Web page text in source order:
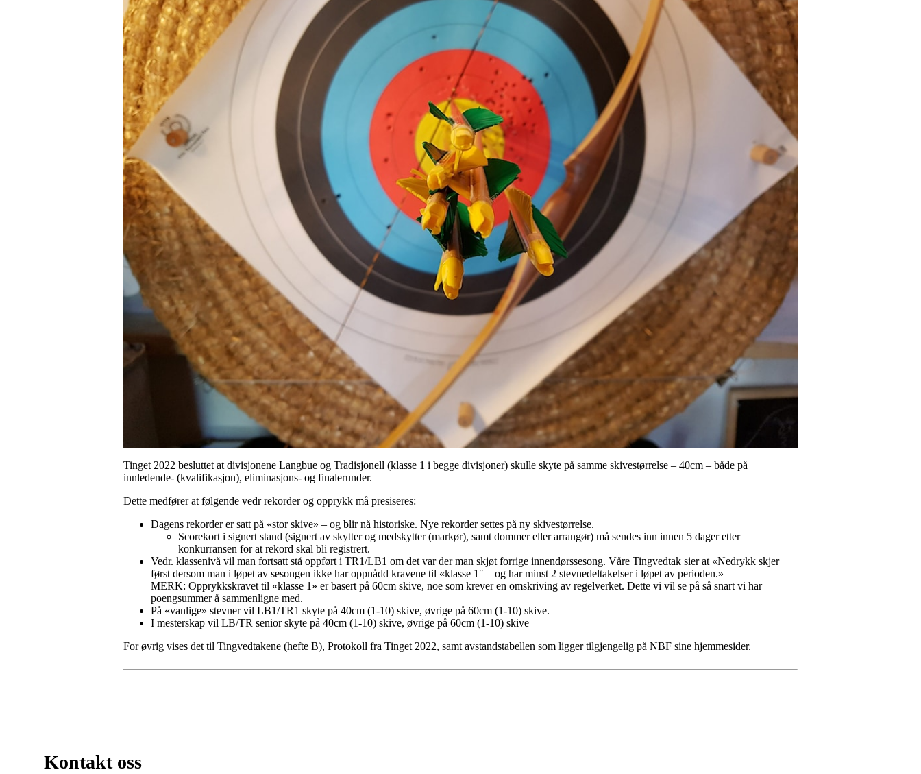
Tinget 2022 besluttet at divisjonene Langbue og Tradisjonell (klasse 1 i begge divisjoner) skulle skyte på samme skivestørrelse – 40cm – både på
innledende- (kvalifikasjon), eliminasjons- og finalerunder.
Dette medfører at følgende vedr rekorder og opprykk må presiseres:
Dagens rekorder er satt på «stor skive» – og blir nå historiske. Nye rekorder settes på ny skivestørrelse.
Scorekort i signert stand (signert av skytter og medskytter (markør), samt dommer eller arrangør) må sendes inn innen 5 dager etter
konkurransen for at rekord skal bli registrert.
Vedr. klassenivå vil man fortsatt stå oppført i TR1/LB1 om det var der man skjøt forrige innendørssesong. Våre Tingvedtak sier at «Nedrykk skjer
først dersom man i løpet av sesongen ikke har oppnådd kravene til «klasse 1″ – og har minst 2 stevnedeltakelser i løpet av perioden.»
MERK: Opprykkskravet til «klasse 1» er basert på 60cm skive, noe som krever en omskriving av regelverket. Dette vi vil se på så snart vi har
poengsummer å sammenligne med.
På «vanlige» stevner vil LB1/TR1 skyte på 40cm (1-10) skive, øvrige på 60cm (1-10) skive.
I mesterskap vil LB/TR senior skyte på 40cm (1-10) skive, øvrige på 60cm (1-10) skive
For øvrig vises det til Tingvedtakene (hefte B), Protokoll fra Tinget 2022, samt avstandstabellen som ligger tilgjengelig på NBF sine hjemmesider.
Kontakt oss